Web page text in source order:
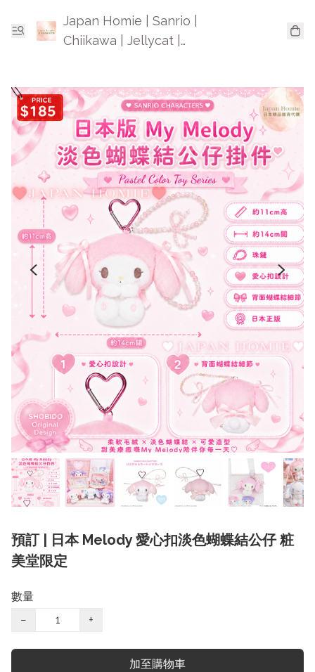
Japan Homie | Sanrio |
Chiikawa | Jellycat |
預訂 | 日本 Melody 愛心扣淡色蝴蝶結公仔 粧
美堂限定
數量
−
+
加至購物車